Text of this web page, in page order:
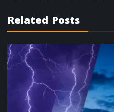
Related Posts